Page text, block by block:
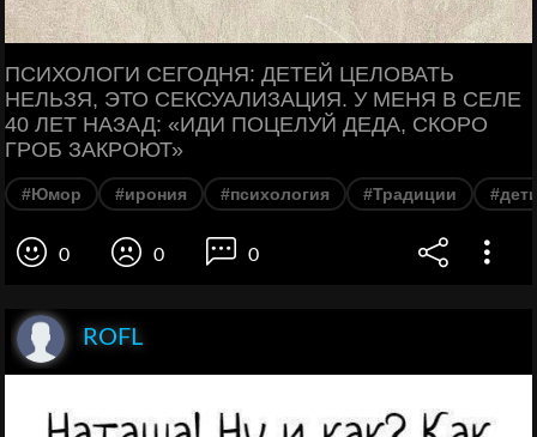
ПСИХОЛОГИ СЕГОДНЯ: ДЕТЕЙ ЦЕЛОВАТЬ
НЕЛЬЗЯ, ЭТО СЕКСУАЛИЗАЦИЯ. У МЕНЯ В СЕЛЕ
40 ЛЕТ НАЗАД: «ИДИ ПОЦЕЛУЙ ДЕДА, СКОРО
ГРОБ ЗАКРОЮТ»
#Юмор #ирония #психология #Традиции
0 0 0
ROFL